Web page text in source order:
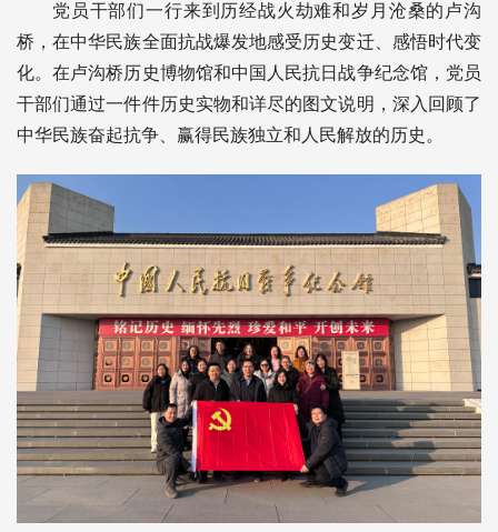
党员干部们一行来到历经战火劫难和岁月沧桑的卢沟
桥，在中华民族全面抗战爆发地感受历史变迁、感悟时代变
化。在卢沟桥历史博物馆和中国人民抗日战争纪念馆，党员
干部们通过一件件历史实物和详尽的图文说明，深入回顾了
中华民族奋起抗争、赢得民族独立和人民解放的历史。